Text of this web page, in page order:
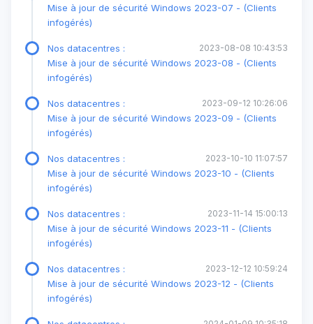
Mise à jour de sécurité Windows 2023-07 - (Clients
infogérés)
2023-08-08 10:43:53
Nos datacentres :
Mise à jour de sécurité Windows 2023-08 - (Clients
infogérés)
2023-09-12 10:26:06
Nos datacentres :
Mise à jour de sécurité Windows 2023-09 - (Clients
infogérés)
2023-10-10 11:07:57
Nos datacentres :
Mise à jour de sécurité Windows 2023-10 - (Clients
infogérés)
2023-11-14 15:00:13
Nos datacentres :
Mise à jour de sécurité Windows 2023-11 - (Clients
infogérés)
2023-12-12 10:59:24
Nos datacentres :
Mise à jour de sécurité Windows 2023-12 - (Clients
infogérés)